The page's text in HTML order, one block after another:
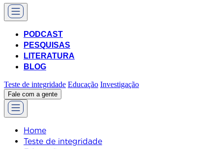
PODCAST
PESQUISAS
LITERATURA
BLOG
Teste de integridade Educação Investigação
Fale com a gente
Home
Teste de integridade